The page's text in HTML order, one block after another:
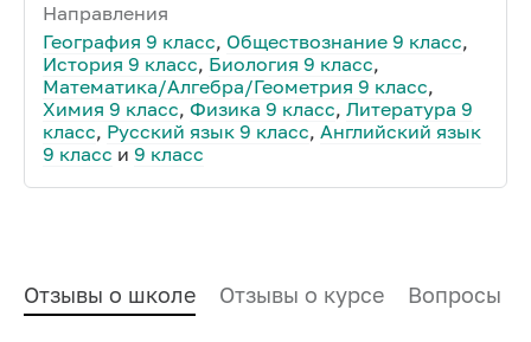
Направления
География 9 класс, Обществознание 9 класс,
История 9 класс, Биология 9 класс,
Математика/Алгебра/Геометрия 9 класс,
Химия 9 класс, Физика 9 класс, Литература 9
класс, Русский язык 9 класс, Английский язык
9 класс и 9 класс
Отзывы о школе Отзывы о курсе Вопросы и